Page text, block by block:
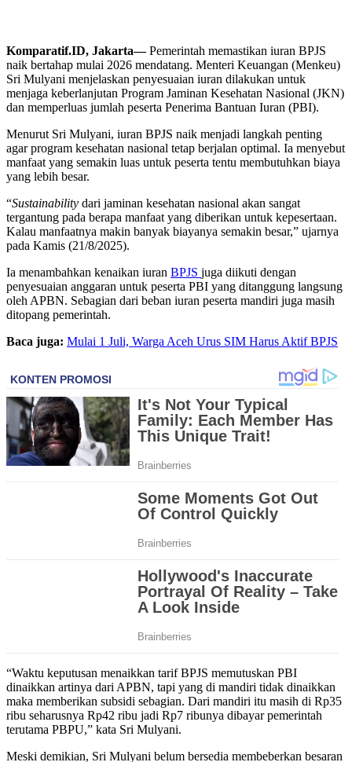
Komparatif.ID, Jakarta—Pemerintah memastikan iuran BPJS
naik bertahap mulai 2026 mendatang. Menteri Keuangan (Menkeu)
Sri Mulyani menjelaskan penyesuaian iuran dilakukan untuk
menjaga keberlanjutan Program Jaminan Kesehatan Nasional (JKN)
dan memperluas jumlah peserta Penerima Bantuan Iuran (PBI).
Menurut Sri Mulyani, iuran BPJS naik menjadi langkah penting
agar program kesehatan nasional tetap berjalan optimal. Ia menyebut
manfaat yang semakin luas untuk peserta tentu membutuhkan biaya
yang lebih besar.
“Sustainability dari jaminan kesehatan nasional akan sangat
tergantung pada berapa manfaat yang diberikan untuk kepesertaan.
Kalau manfaatnya makin banyak biayanya semakin besar,” ujarnya
pada Kamis (21/8/2025).
Ia menambahkan kenaikan iuran BPJS juga diikuti dengan
penyesuaian anggaran untuk peserta PBI yang ditanggung langsung
oleh APBN. Sebagian dari beban iuran peserta mandiri juga masih
ditopang pemerintah.
Baca juga: Mulai 1 Juli, Warga Aceh Urus SIM Harus Aktif BPJS
“Waktu keputusan menaikkan tarif BPJS memutuskan PBI
dinaikkan artinya dari APBN, tapi yang di mandiri tidak dinaikkan
maka memberikan subsidi sebagian. Dari mandiri itu masih di Rp35
ribu seharusnya Rp42 ribu jadi Rp7 ribunya dibayar pemerintah
terutama PBPU,” kata Sri Mulyani.
Meski demikian, Sri Mulyani belum bersedia membeberkan besaran